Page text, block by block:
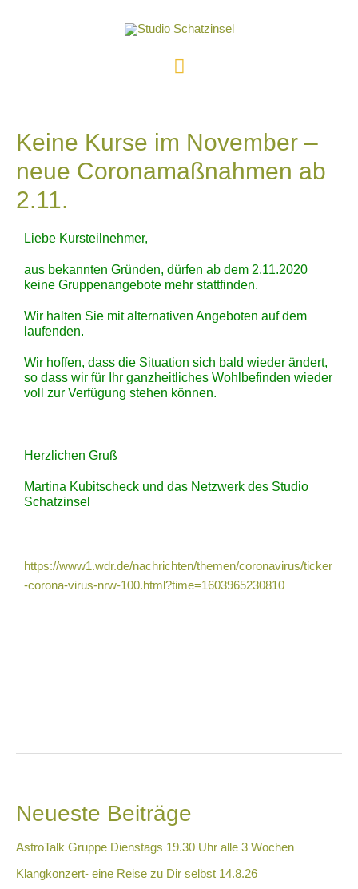
Keine Kurse im November –
neue Coronamaßnahmen ab
2.11.
Liebe Kursteilnehmer,
aus bekannten Gründen, dürfen ab dem 2.11.2020
keine Gruppenangebote mehr stattfinden.
Wir halten Sie mit alternativen Angeboten auf dem
laufenden.
Wir hoffen, dass die Situation sich bald wieder ändert,
so dass wir für Ihr ganzheitliches Wohlbefinden wieder
voll zur Verfügung stehen können.
Herzlichen Gruß
Martina Kubitscheck und das Netzwerk des Studio
Schatzinsel
https://www1.wdr.de/nachrichten/themen/coronavirus/ticker
-corona-virus-nrw-100.html?time=1603965230810
Neueste Beiträge
AstroTalk Gruppe Dienstags 19.30 Uhr alle 3 Wochen
Klangkonzert- eine Reise zu Dir selbst 14.8.26